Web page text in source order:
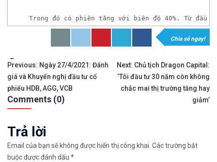
Trong đó có phiên tăng với biên độ 40%. Từ đầu
𝘟𝘦𝘮 𝘤𝘩𝘪 𝘵𝘪ế𝘵: https://chungkhoanforex.com/
✨𝐁ạ𝐧 𝐜𝐡ư𝐚 𝐜ó 𝐓à𝐢 𝐊𝐡𝐨ả𝐧 𝐠𝐢𝐚𝐨 𝐝ị𝐜𝐡 𝐂𝐡ứ𝐧𝐠 𝐊𝐡𝐨á𝐧 𝐕𝐢ệ𝐭
👉𝘔ở 𝘵à𝘪 𝘬𝘩𝘰ả𝘯 𝘵𝘳ê𝘯 𝘴à𝘯 𝘛𝘊𝘉𝘚: https://
✅Phí giao dịch thấp nhất thị trường, miễn phí
✅Sao chép giao dịch của các nhà đầu tư nổi
👉Xem hướng dẫn đầy đủ tại: https://
Chia sẻ ngay!
Tags:
Điều
hướng
bài
viết
Previous: Ngày 27/4/2021: Đánh
giá và Khuyến nghị đầu tư cổ
phiếu HDB, AGG, VCB
Next: Chủ tịch Dragon Capital:
‘Tôi đầu tư 30 năm còn không
chắc mai thị trường tăng hay
giảm’
Comments (0)
Trả lời
Email của bạn sẽ không được hiển thị công khai. Các trường bắt
buộc được đánh dấu *